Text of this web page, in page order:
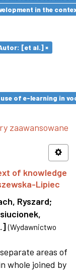
in the
[et al.] ×
of e-learning in
zaawansowane
of knowledge
Lipiec
Ryszard;
(Wydawnictwo
areas of
whole joined by